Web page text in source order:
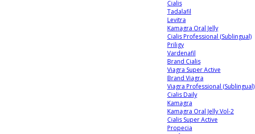
Cialis
Tadalafil
Levitra
Kamagra Oral Jelly
Cialis Professional (Sublingual)
Priligy
Vardenafil
Brand Cialis
Viagra Super Active
Brand Viagra
Viagra Professional (Sublingual)
Cialis Daily
Kamagra
Kamagra Oral Jelly Vol-2
Cialis Super Active
Propecia